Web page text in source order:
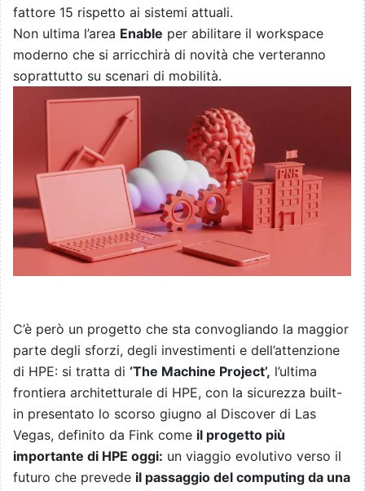
fattore 15 rispetto ai sistemi attuali.
Non ultima l’area Enable per abilitare il workspace
moderno che si arricchirà di novità che verteranno
soprattutto su scenari di mobilità.
C’è però un progetto che sta convogliando la maggior
parte degli sforzi, degli investimenti e dell’attenzione
di HPE: si tratta di ‘The Machine Project’, l’ultima
frontiera architetturale di HPE, con la sicurezza built-
in presentato lo scorso giugno al Discover di Las
Vegas, definito da Fink come il progetto più
importante di HPE oggi: un viaggio evolutivo verso il
futuro che prevede il passaggio del computing da una